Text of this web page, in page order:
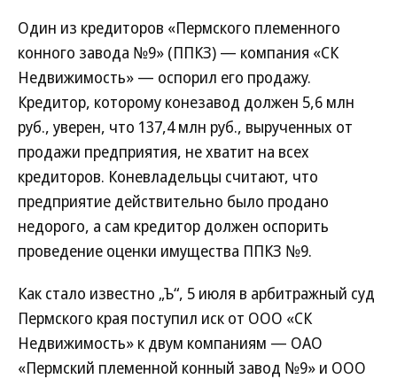
Один из кредиторов «Пермского племенного
конного завода №9» (ППКЗ) — компания «СК
Недвижимость» — оспорил его продажу.
Кредитор, которому конезавод должен 5,6 млн
руб., уверен, что 137,4 млн руб., вырученных от
продажи предприятия, не хватит на всех
кредиторов. Коневладельцы считают, что
предприятие действительно было продано
недорого, а сам кредитор должен оспорить
проведение оценки имущества ППКЗ №9.
Как стало известно „Ъ“, 5 июля в арбитражный суд
Пермского края поступил иск от ООО «СК
Недвижимость» к двум компаниям — ОАО
«Пермский племенной конный завод №9» и ООО